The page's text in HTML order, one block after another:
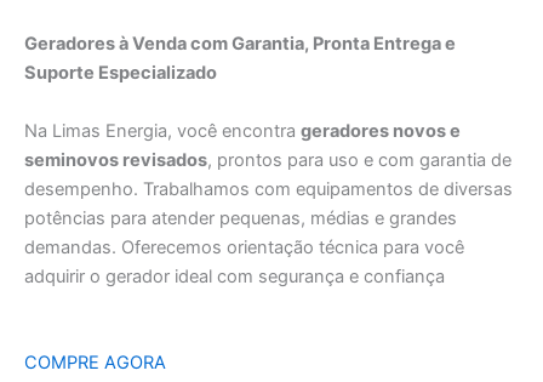
Geradores à Venda com Garantia, Pronta Entrega e
Suporte Especializado
Na Limas Energia, você encontra geradores novos e
seminovos revisados, prontos para uso e com garantia de
desempenho. Trabalhamos com equipamentos de diversas
potências para atender pequenas, médias e grandes
demandas. Oferecemos orientação técnica para você
adquirir o gerador ideal com segurança e confiança
COMPRE AGORA